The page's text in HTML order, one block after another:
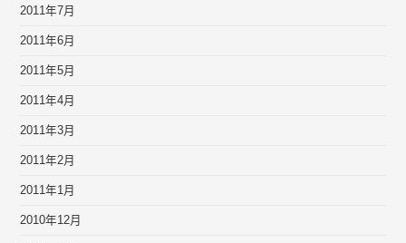
2011年7月
2011年6月
2011年5月
2011年4月
2011年3月
2011年2月
2011年1月
2010年12月